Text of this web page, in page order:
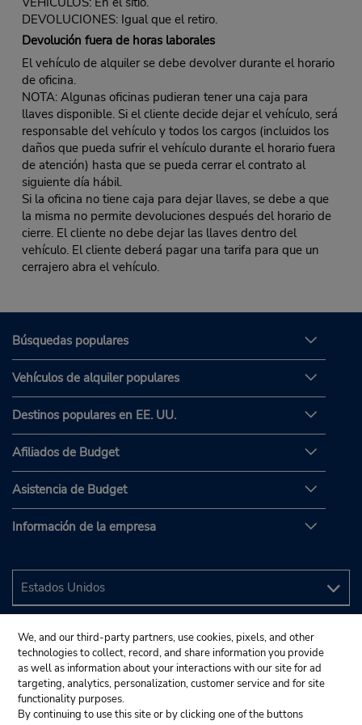
DEVOLUCIONES: Igual que el retiro.
Devolución fuera de horas laborales
El vehículo de alquiler se debe devolver durante el horario
de oficina.
NOTA: Algunas oficinas pudieran tener una caja para
llaves disponible. Si el cliente decide dejar el vehículo, será
responsable del vehículo y todos los cargos (incluidos los
daños que pueda sufrir el vehículo durante el horario fuera
de atención) hasta que se pueda cerrar el contrato al
siguiente día hábil.
Si la oficina no tiene caja para dejar llaves, se debe a que
la misma no permite devoluciones después del horario de
cierre. El cliente no debe dejar las llaves dentro del
vehículo. El cliente deberá pagar una tarifa para que un
cerrajero abra el vehículo.
Búsquedas populares
Vehículos de alquiler populares
Destinos populares en EE. UU.
Afiliados de Budget
Asistencia de Budget
Información de la empresa
We, and our third-party partners, use cookies, pixels, and other
technologies to collect, record, and share information you provide
as well as information about your interactions with our site for ad
targeting, analytics, personalization, customer service and for site
functionality purposes.
By continuing to use this site or by clicking one of the buttons